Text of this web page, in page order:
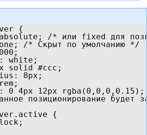
{
/* или fixed для
/* Скрыт по умолчанию */
white;
solid #ccc;
8px;
0 4px 12px rgba(0,0,0,0.15);
позиционирование будет
{